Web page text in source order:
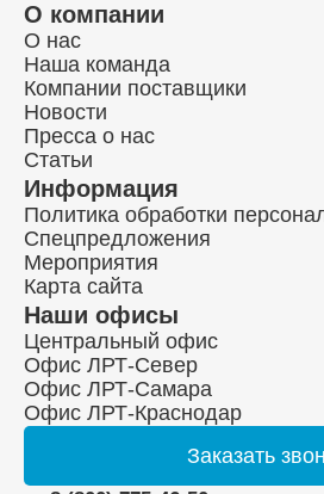
Информация
Политика обработки
Спецпредложения
Мероприятия
Карта сайта
О компании
О нас
Наша команда
Компании поставщики
Новости
Пресса о нас
Статьи
Наши офисы
Центральный офис
Офис ЛРТ-Север
Офис ЛРТ-Самара
Офис ЛРТ-Краснодар
Заказать